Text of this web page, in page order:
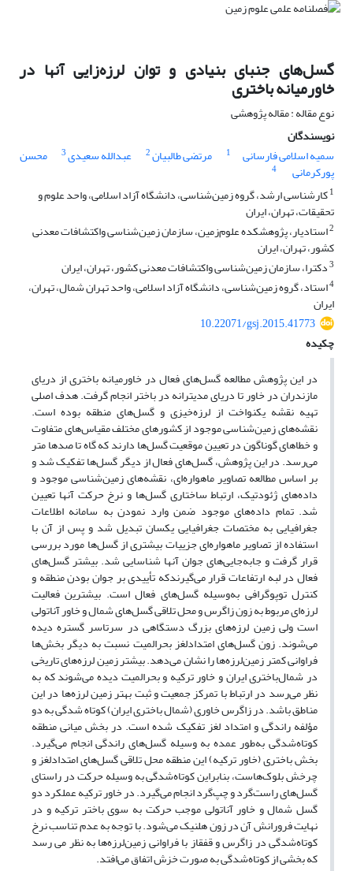
گسل‌های جنبای بنیادی و توان لرزه‌زایی آنها در
خاورمیانه باختری
نوع مقاله : مقاله پژوهشی
نویسندگان
سمیه اسلامی فارسانی
1 مرتضی طالبیان2 عبدالله سعیدی3 محسن
پورکرمانی
4
1کارشناسی ارشد، گروه زمین‌شناسی، دانشگاه آزاد اسلامی، واحد علوم و
تحقیقات، تهران، ایران
2استادیار، پژوهشکده علوم‌زمین، سازمان زمین‌شناسی واکتشافات معدنی
کشور، تهران، ایران
3دکترا، سازمان زمین‌شناسی واکتشافات معدنی کشور، تهران، ایران
4استاد، گروه زمین‌شناسی، دانشگاه آزاد اسلامی، واحد تهران شمال، تهران،
ایران
10.22071/gsj.2015.41773
چکیده
در این پژوهش مطالعه‌ گسل‌های فعال در خاورمیانه‌ باختری از دریای
مازندران در خاور تا دریای مدیترانه در باختر انجام گرفت. هدف اصلی
تهیه‌ نقشه‌ یکنواخت از لرزه‌خیزی و گسل‌های منطقه بوده است.
نقشه‌های زمین‌شناسی موجود از کشور‌های مختلف مقیاس‌های متفاوت
و خطاهای گوناگون در تعیین موقعیت گسل‌ها دارند که گاه تا صدها متر
می‌رسد. در این پژوهش، گسل‌های فعال از دیگر گسل‌ها تفکیک شد و
بر اساس مطالعه تصاویر ماهواره‌ای، نقشه‌های زمین‌شناسی موجود و
داده‌های ژئودتیک، ارتباط ساختاری گسل‌ها و نرخ حرکت آنها تعیین
شد. تمام داده‌های موجود ضمن وارد نمودن به سامانه اطلاعات
جغرافیایی به مختصات جغرافیایی یکسان تبدیل شد و پس از آن با
استفاده از تصاویر ماهواره‌ای جزییات بیشتری از گسل‌ها مورد بررسی
قرار گرفت و جابه‌جایی‌های جوان آنها شناسایی ‌شد. بیشتر گسل‌ها‌ی
فعال در لبه ارتفاعات قرار می‌گیرندکه تأییدی بر جوان بودن منطقه و
کنترل توپوگرافی به‌وسیله‌ گسل‌های فعال است. بیشترین فعالیت
لرزه‌ای مربوط به زون زاگرس و محل تلاقی گسل‌های شمال و خاور آناتولی
است ولی زمین لرزه‌های بزرگ دستگاهی در سرتاسر گستره دیده
می‌شوند. زون گسل‌های امتدادلغز بحرالمیت نسبت به دیگر بخش‌ها
فراوانی کمتر زمین‌لرزه‌ها را نشان می‌دهد. بیشتر زمین لرزه‌های تاریخی
در شمال‌باختری ایران و خاور ترکیه و بحرالمیت دیده می‌شوند که به
نظر می‌رسد در ارتباط با تمرکز جمعیت و ثبت بهتر زمین لرزه‌ها در این
مناطق باشد. در زاگرس خاوری (شمال باختری ایران) کوتاه‌ شدگی به دو
مؤلفه‌ راندگی و امتداد لغز تفکیک شده است. در بخش میانی منطقه
کوتاه‌شدگی به‌طور عمده به وسیله‌ گسل‌های راندگی انجام می‌گیرد.
بخش باختری (خاور ترکیه) این منطقه محل تلاقی گسل‌های امتدادلغز و
چرخش بلوک‌هاست، بنابراین کوتاه‌شدگی به وسیله‌ حرکت در راستای
گسل‌های راست‌گرد و چپ‌گرد انجام می‌گیرد. در خاور ترکیه عملکرد دو
گسل شمال و خاور آناتولی موجب حرکت به سوی باختر ترکیه و در
نهایت فرورانش آن در زون هلنیک می‌شود. با توجه به عدم تناسب نرخ
کوتاه‌شدگی در زاگرس و قفقاز با فراوانی زمین‌لرزه‌ها به نظر می رسد
که بخشی از کوتاه‌شدگی به صورت خزش اتفاق می‌افتد.